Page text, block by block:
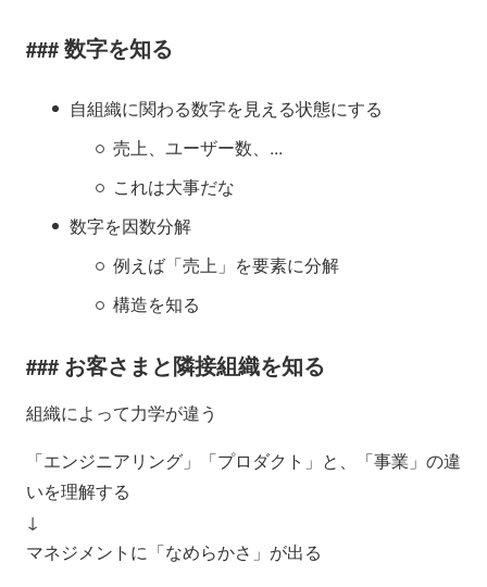
数字を知る
自組織に関わる数字を見える状態にする
売上、ユーザー数、...
これは大事だな
数字を因数分解
例えば「売上」を要素に分解
構造を知る
お客さまと隣接組織を知る
組織によって力学が違う
「エンジニアリング」「プロダクト」と、「事業」の違
いを理解する
↓
マネジメントに「なめらかさ」が出る